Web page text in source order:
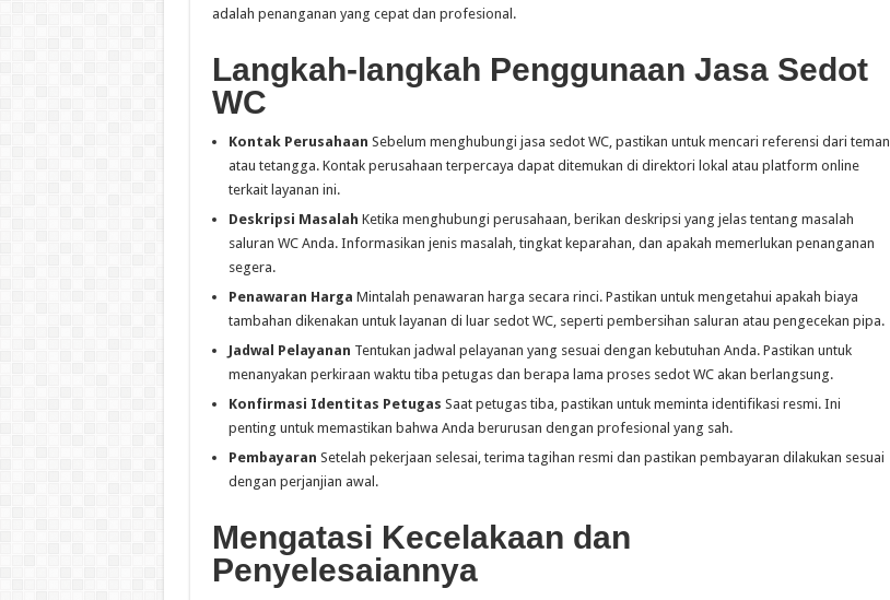
adalah penanganan yang cepat dan profesional.
Langkah-langkah Penggunaan Jasa Sedot
WC
Kontak Perusahaan Sebelum menghubungi jasa sedot WC, pastikan untuk mencari referensi dari teman
atau tetangga. Kontak perusahaan terpercaya dapat ditemukan di direktori lokal atau platform online
terkait layanan ini.
Deskripsi Masalah Ketika menghubungi perusahaan, berikan deskripsi yang jelas tentang masalah
saluran WC Anda. Informasikan jenis masalah, tingkat keparahan, dan apakah memerlukan penanganan
segera.
Penawaran Harga Mintalah penawaran harga secara rinci. Pastikan untuk mengetahui apakah biaya
tambahan dikenakan untuk layanan di luar sedot WC, seperti pembersihan saluran atau pengecekan pipa.
Jadwal Pelayanan Tentukan jadwal pelayanan yang sesuai dengan kebutuhan Anda. Pastikan untuk
menanyakan perkiraan waktu tiba petugas dan berapa lama proses sedot WC akan berlangsung.
Konfirmasi Identitas Petugas Saat petugas tiba, pastikan untuk meminta identifikasi resmi. Ini
penting untuk memastikan bahwa Anda berurusan dengan profesional yang sah.
Pembayaran Setelah pekerjaan selesai, terima tagihan resmi dan pastikan pembayaran dilakukan sesuai
dengan perjanjian awal.
Mengatasi Kecelakaan dan
Penyelesaiannya